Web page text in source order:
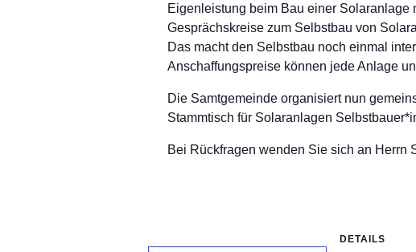
Eigenleistung beim Bau einer
Gesprächskreise zum Selbstbau von
Das macht den Selbstbau noch einmal
Anschaffungspreise können jede Anlage
Die Samtgemeinde organisiert nun
Stammtisch für Solaranlagen
Bei Rückfragen wenden Sie sich an Herrn
DETAILS